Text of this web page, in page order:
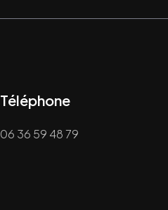
Téléphone
06 36 59 48 79